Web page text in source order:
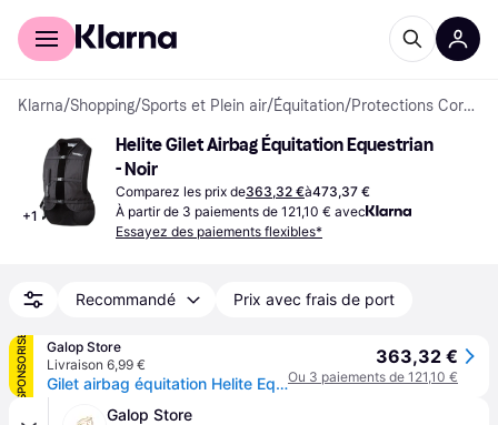
Acheter avec Klarna
Klarna/Shopping/Sports et Plein air/Équitation/ Protections Corporelles
+1
Helite Gilet Airbag Équitation Equestrian
- Noir
Comparez les prix de363,32 €à473,37 €
À partir de 3 paiements de 121,10 € avec
Essayez des paiements flexibles*
Recommandé Prix avec frais de port
SPONSORISÉ
Galop Store
Livraison 6,99 €
Gilet airbag équitation Helite Equestrian Airjacket - Noir
363,32 €
Ou 3 paiements de 121,10 €
Galop Store